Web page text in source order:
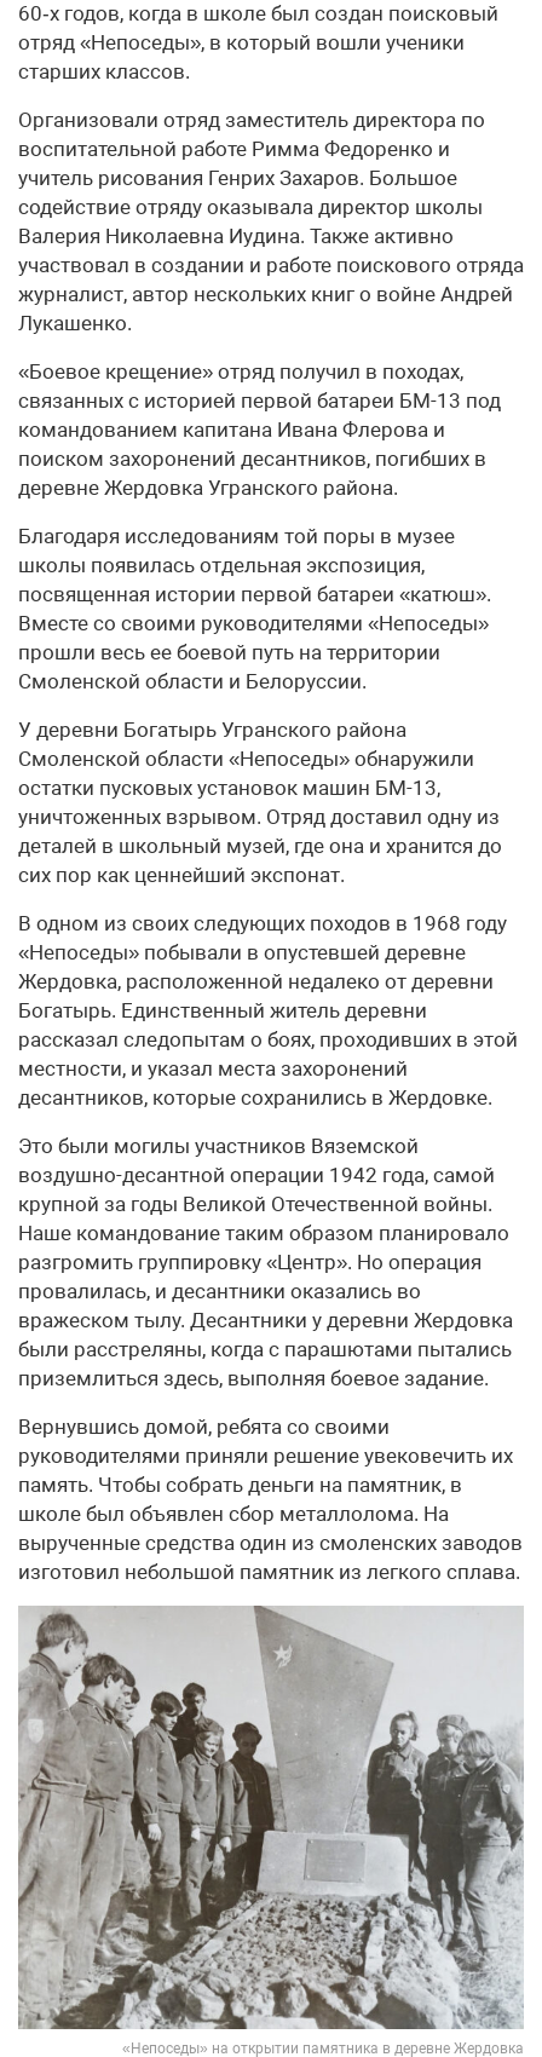
60‑х годов, когда в школе был создан поисковый
отряд «Непоседы», в который вошли ученики
старших классов.
Организовали отряд заместитель директора по
воспитательной работе Римма Федоренко и
учитель рисования Генрих Захаров. Большое
содействие отряду оказывала директор школы
Валерия Николаевна Иудина. Также активно
участвовал в создании и работе поискового отряда
журналист, автор нескольких книг о войне Андрей
Лукашенко.
«Боевое крещение» отряд получил в походах,
связанных с историей первой батареи БМ-13 под
командованием капитана Ивана Флерова и
поиском захоронений десантников, погибших в
деревне Жердовка Угранского района.
Благодаря исследованиям той поры в музее
школы появилась отдельная экспозиция,
посвященная истории первой батареи «катюш».
Вместе со своими руководителями «Непоседы»
прошли весь ее боевой путь на территории
Смоленской области и Белоруссии.
У деревни Богатырь Угранского района
Смоленской области «Непоседы» обнаружили
остатки пусковых установок машин БМ-13,
уничтоженных взрывом. Отряд доставил одну из
деталей в школьный музей, где она и хранится до
сих пор как ценнейший экспонат.
В одном из своих следующих походов в 1968 году
«Непоседы» побывали в опустевшей деревне
Жердовка, расположенной недалеко от деревни
Богатырь. Единственный житель деревни
рассказал следопытам о боях, проходивших в этой
местности, и указал места захоронений
десантников, которые сохранились в Жердовке.
Это были могилы участников Вяземской
воздушно-десантной операции 1942 года, самой
крупной за годы Великой Отечественной войны.
Наше командование таким образом планировало
разгромить группировку «Центр». Но операция
провалилась, и десантники оказались во
вражеском тылу. Десантники у деревни Жердовка
были расстреляны, когда с парашютами пытались
приземлиться здесь, выполняя боевое задание.
Вернувшись домой, ребята со своими
руководителями приняли решение увековечить их
память. Чтобы собрать деньги на памятник, в
школе был объявлен сбор металлолома. На
вырученные средства один из смоленских заводов
изготовил небольшой памятник из легкого сплава.
«Непоседы» на открытии памятника в деревне Жердовка